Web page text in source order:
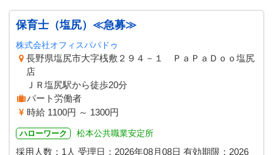
保育士（塩尻）≪急募≫
株式会社オフィスパパドゥ
長野県塩尻市大字桟敷２９４－１ ＰａＰａＤｏｏ塩尻
店
ＪＲ塩尻駅から徒歩20分
パート労働者
時給 1100円 ～ 1300円
ハローワーク 松本公共職業安定所
採用人数：1人 受理日： 2026年08月08日 有効期限： 2026